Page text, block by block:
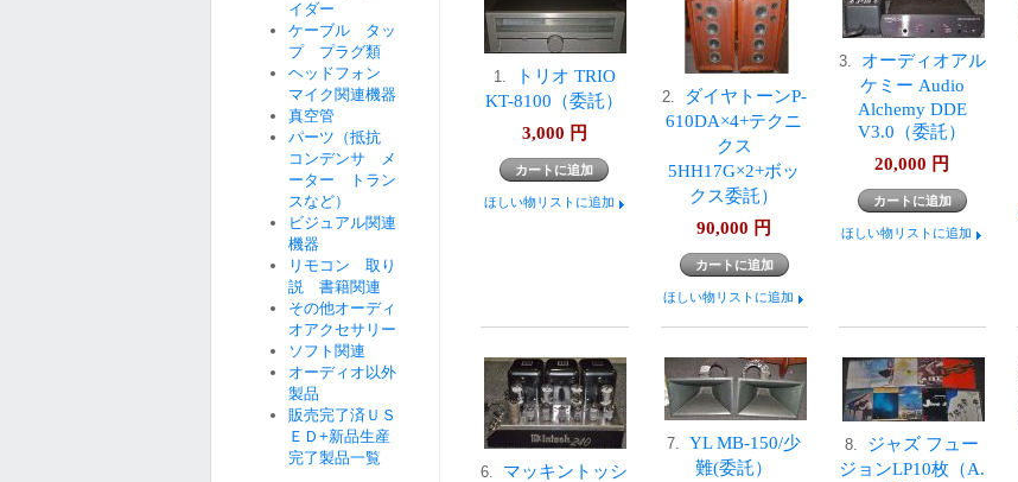
1.
トリオ TRIO
KT-8100（委託）
3,000 円
ほしい物リストに追加
2.
ダイヤトーンP-
610DA×4+テクニ
クス
5HH17G×2+ボッ
クス委託）
90,000 円
ほしい物リストに追加
3. オーディオアル
ケミー Audio
Alchemy DDE
V3.0（委託）
20,000 円
ほしい物リストに追加
6. マッキントッシ
7. YL MB-150/少
難(委託）
8. ジャズ フュー
ジョンLP10枚（A.
イダー
ケーブル タッ
プ プラグ類
ヘッドフォン
マイク関連機器
真空管
パーツ（抵抗
コンデンサ メ
ーター トラン
スなど）
ビジュアル関連
機器
リモコン 取り
説 書籍関連
その他オーディ
オアクセサリー
ソフト関連
オーディオ以外
製品
販売完了済ＵＳ
ＥＤ+新品生産
完了製品一覧